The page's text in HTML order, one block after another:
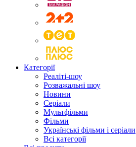
Категорії
Реаліті-шоу
Розважальні шоу
Новини
Серіали
Мультфільми
Фільми
Українські фільми і серіали
Всі категорії